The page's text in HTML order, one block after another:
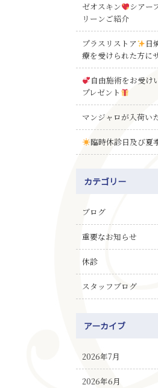
ゼオスキン
シアー
リーンご紹介
プラスリストア 日
療を受けられた方に
自由施術をお受け
プレゼント
マンジャロが入荷い
臨時休診日及び夏
カテゴリー
ブログ
重要なお知らせ
休診
スタッフブログ
アーカイブ
2026年7月
2026年6月